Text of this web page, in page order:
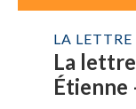
LA
La lettre
Étienne